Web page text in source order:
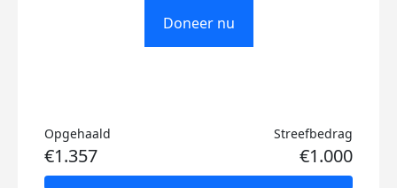
Doneer nu
Opgehaald
€1.357
Streefbedrag
€1.000